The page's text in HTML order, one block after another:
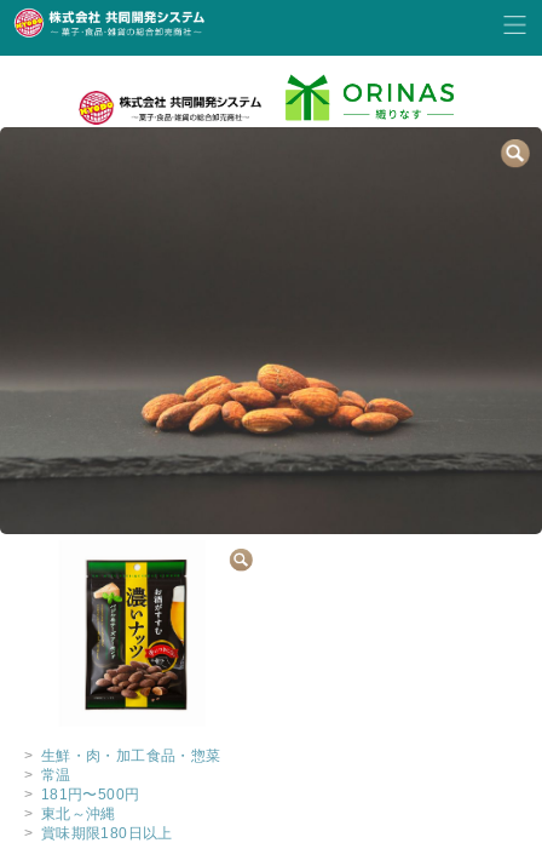
> 生鮮・肉・加工食品・惣菜
> 常温
> 181円〜500円
> 東北～沖縄
> 賞味期限180日以上